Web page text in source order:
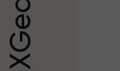
X
G
e
a